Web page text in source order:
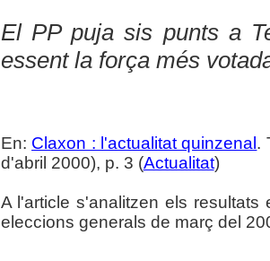
El PP puja sis punts a
essent la força més
En: Claxon : l'actualitat quinzenal.
d'abril 2000), p. 3 (Actualitat)
A l'article s'analitzen els resultats
eleccions generals de març del